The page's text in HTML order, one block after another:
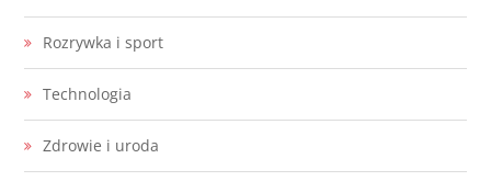
Rozrywka i sport
Technologia
Zdrowie i uroda